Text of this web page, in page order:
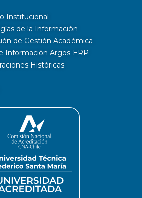
Institucional
de la Información
de Gestión Académica
Información Argos ERP
Históricas